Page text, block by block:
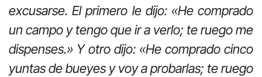
excusarse. El primero le dijo: «He comprado
un campo y tengo que ir a verlo; te ruego me
dispenses.» Y otro dijo: «He comprado cinco
yuntas de bueyes y voy a probarlas; te ruego